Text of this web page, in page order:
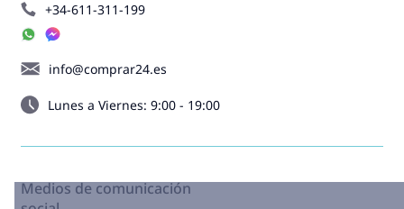
+34-611-311-199
info@comprar24.es
Lunes a Viernes: 9:00 - 19:00
Medios de comunicación